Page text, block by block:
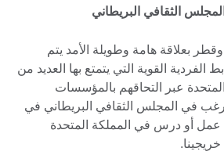
الثقافي البريطاني
بعلاقة هامة وطويلة الأمد يتم
الفردية القوية التي يتمتع بها العديد من
عبر التحاقهم بالمؤسسات
نرغب في المجلس الثقافي البريطاني في
أو درس في المملكة المتحدة